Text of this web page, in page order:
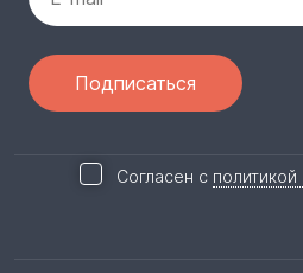
Согласен с